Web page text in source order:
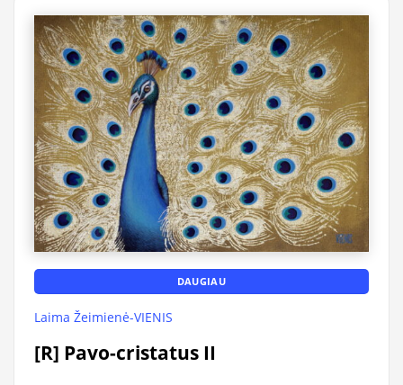
DAUGIAU
Laima Žeimienė-VIENIS
[R] Pavo-cristatus II